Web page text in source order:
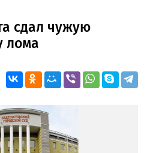
сдал чужую
лома